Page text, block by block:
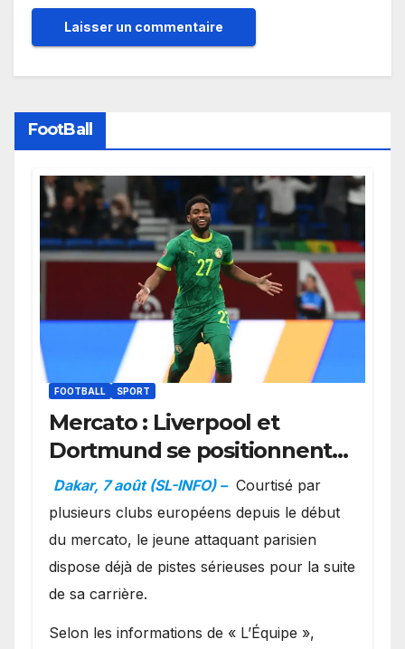
FootBall
FOOTBALL SPORT
Mercato : Liverpool et
Dortmund se positionnent
en favoris pour recruter
Ibrahim Mbaye
Dakar, 7 août (SL-INFO) – Courtisé par
plusieurs clubs européens depuis le début
du mercato, le jeune attaquant parisien
dispose déjà de pistes sérieuses pour la suite
de sa carrière.
Selon les informations de « L’Équipe »,